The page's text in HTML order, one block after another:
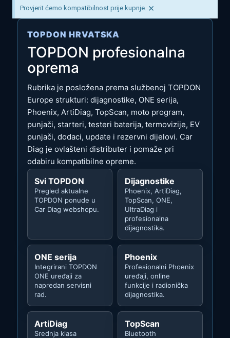
Provjerit ćemo kompatibilnost prije kupnje. ×
TOPDON HRVATSKA
TOPDON profesionalna
oprema
Rubrika je posložena prema službenoj TOPDON
Europe strukturi: dijagnostike, ONE serija,
Phoenix, ArtiDiag, TopScan, moto program,
punjači, starteri, testeri baterija, termovizije, EV
punjači, dodaci, update i rezervni dijelovi. Car
Diag je ovlašteni distributer i pomaže pri
odabiru kompatibilne opreme.
Svi TOPDON
Pregled aktualne
TOPDON ponude u
Car Diag webshopu.
Dijagnostike
Phoenix, ArtiDiag,
TopScan, ONE,
UltraDiag i
profesionalna
dijagnostika.
ONE serija
Integrirani TOPDON
ONE uređaji za
napredan servisni
rad.
Phoenix
Profesionalni Phoenix
uređaji, online
funkcije i radionička
dijagnostika.
ArtiDiag
Srednja klasa
TopScan
Bluetooth